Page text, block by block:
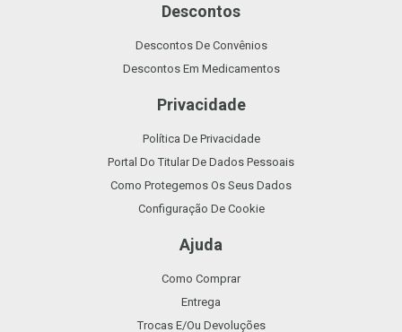
Descontos
Descontos De Convênios
Descontos Em Medicamentos
Privacidade
Política De Privacidade
Portal Do Titular De Dados Pessoais
Como Protegemos Os Seus Dados
Configuração De Cookie
Ajuda
Como Comprar
Entrega
Trocas E/ou Devoluções